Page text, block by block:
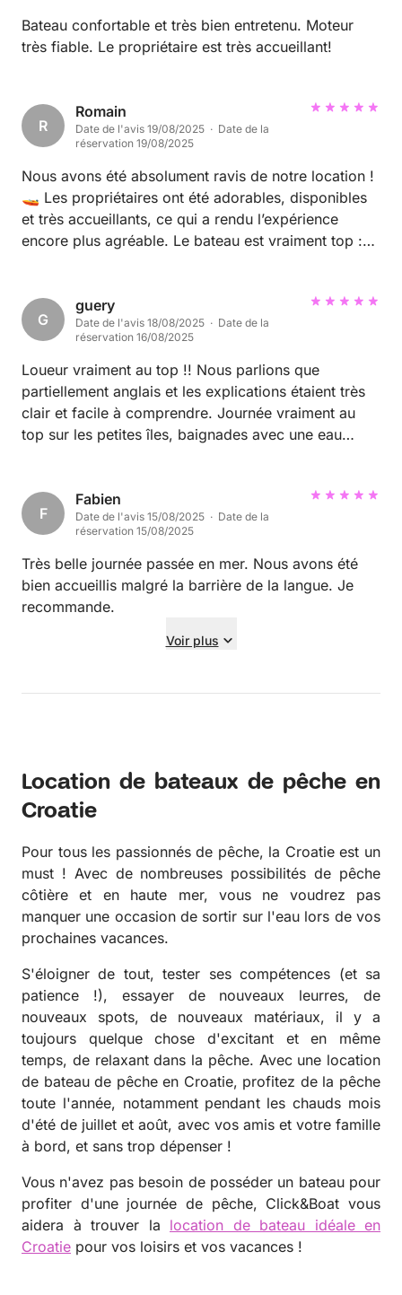
Bateau confortable et très bien entretenu. Moteur
très fiable. Le propriétaire est très accueillant!
R
Romain
Date de l'avis 19/08/2025 · Date de la
réservation 19/08/2025
Nous avons été absolument ravis de notre location !
🚤 Les propriétaires ont été adorables, disponibles
et très accueillants, ce qui a rendu l’expérience
encore plus agréable. Le bateau est vraiment top :
journée idéale sur l’eau. Nous avons adoré naviguer,
profiter des paysages et nous détendre à bord. Le
rapport qualité/prix est vraiment excellent, difficile
de trouver mieux pour une journée entière de
navigation dans ces conditions. Bref, tout était
parfait : bateau, accueil, organisation et prix. Nous
recommandons vivement cette location et nous
G
guery
Date de l'avis 18/08/2025 · Date de la
réservation 16/08/2025
Loueur vraiment au top !! Nous parlions que
partiellement anglais et les explications étaient très
clair et facile à comprendre. Journée vraiment au
top sur les petites îles, baignades avec une eau
100%
F
Fabien
Date de l'avis 15/08/2025 · Date de la
réservation 15/08/2025
Très belle journée passée en mer. Nous avons été
bien accueillis malgré la barrière de la langue. Je
recommande.
Voir plus
Location de bateaux de pêche en
Croatie
Pour tous les passionnés de pêche, la Croatie est un
must ! Avec de nombreuses possibilités de pêche
côtière et en haute mer, vous ne voudrez pas
manquer une occasion de sortir sur l'eau lors de vos
prochaines vacances.
S'éloigner de tout, tester ses compétences (et sa
patience !), essayer de nouveaux leurres, de
nouveaux spots, de nouveaux matériaux, il y a
toujours quelque chose d'excitant et en même
temps, de relaxant dans la pêche. Avec une location
de bateau de pêche en Croatie, profitez de la pêche
toute l'année, notamment pendant les chauds mois
d'été de juillet et août, avec vos amis et votre famille
à bord, et sans trop dépenser !
Vous n'avez pas besoin de posséder un bateau pour
profiter d'une journée de pêche, Click&Boat vous
aidera à trouver la location de bateau idéale en
Croatie pour vos loisirs et vos vacances !